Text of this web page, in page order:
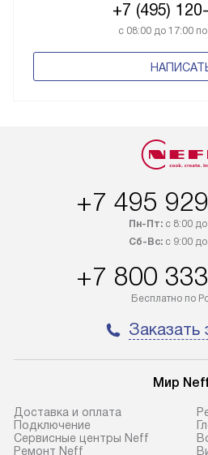
+7 (495)
с 08:00 до 17:00
+7 495
Пн-Пт:с 8:00 до
Сб-Вс:с 9:00 до
+7 800
Бесплатно по
Заказать
Мир
Доставка и оплата
Подключение
Сервисные центры Neff
Ремонт Neff